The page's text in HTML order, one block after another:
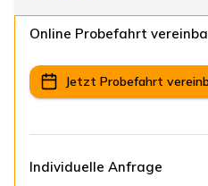
Online Probefahrt
Jetzt Probefahrt
Individuelle Anfrage